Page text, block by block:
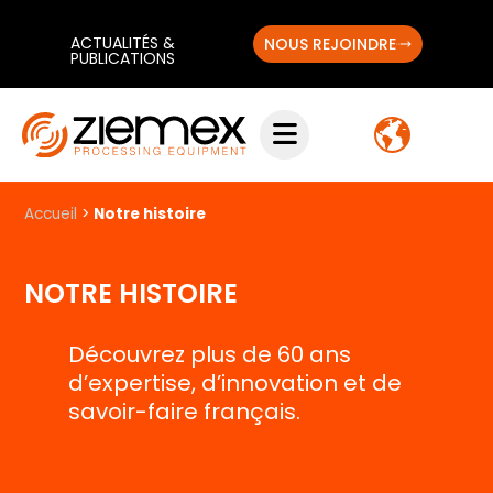
ACTUALITÉS &
PUBLICATIONS
NOUS REJOINDRE
Accueil > Notre histoire
NOTRE HISTOIRE
Découvrez plus de 60 ans
d’expertise, d’innovation et de
savoir-faire français.